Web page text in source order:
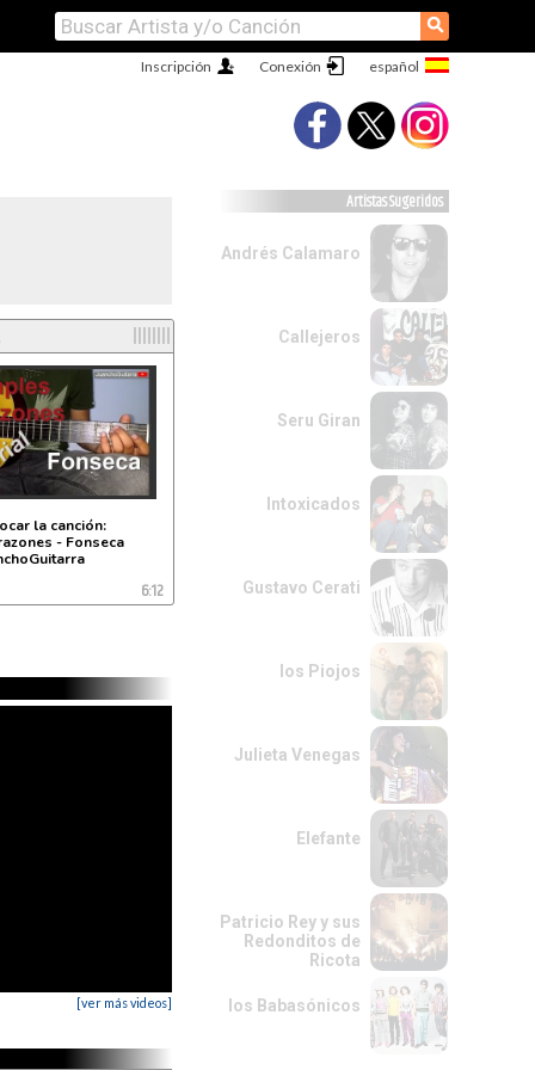
⚲
Conexión
Inscripción
la canción:
- Fonseca
6:12
[ver más videos]
Artistas Sugeridos
Andrés Calamaro
Callejeros
Seru Giran
Intoxicados
Gustavo Cerati
los Piojos
Julieta Venegas
Elefante
Patricio Rey y sus
Redonditos de
Ricota
los Babasónicos